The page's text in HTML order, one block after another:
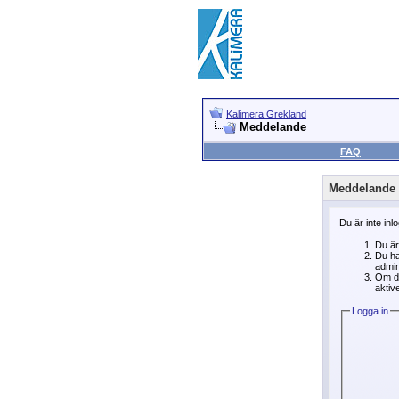
Kalimera Grekland
Meddelande
FAQ
Meddelande
Du är inte
Du
Du
Om
Logga in